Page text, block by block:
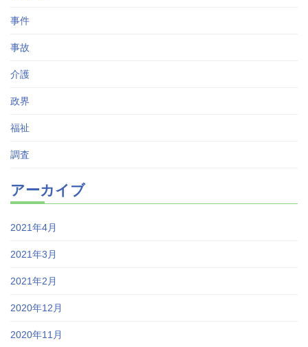
事件
事故
介護
政界
福祉
調査
アーカイブ
2021年4月
2021年3月
2021年2月
2020年12月
2020年11月